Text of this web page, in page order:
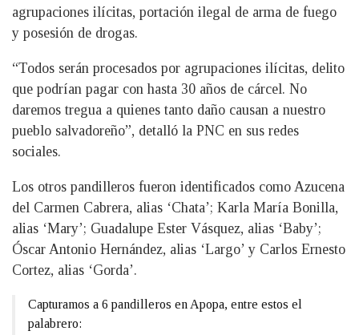
agrupaciones ilícitas, portación ilegal de arma de fuego
y posesión de drogas.
“Todos serán procesados por agrupaciones ilícitas, delito
que podrían pagar con hasta 30 años de cárcel. No
daremos tregua a quienes tanto daño causan a nuestro
pueblo salvadoreño”, detalló la PNC en sus redes
sociales.
Los otros pandilleros fueron identificados como Azucena
del Carmen Cabrera, alias ‘Chata’; Karla María Bonilla,
alias ‘Mary’; Guadalupe Ester Vásquez, alias ‘Baby’;
Óscar Antonio Hernández, alias ‘Largo’ y Carlos Ernesto
Cortez, alias ‘Gorda’.
Capturamos a 6 pandilleros en Apopa, entre estos el
palabrero: